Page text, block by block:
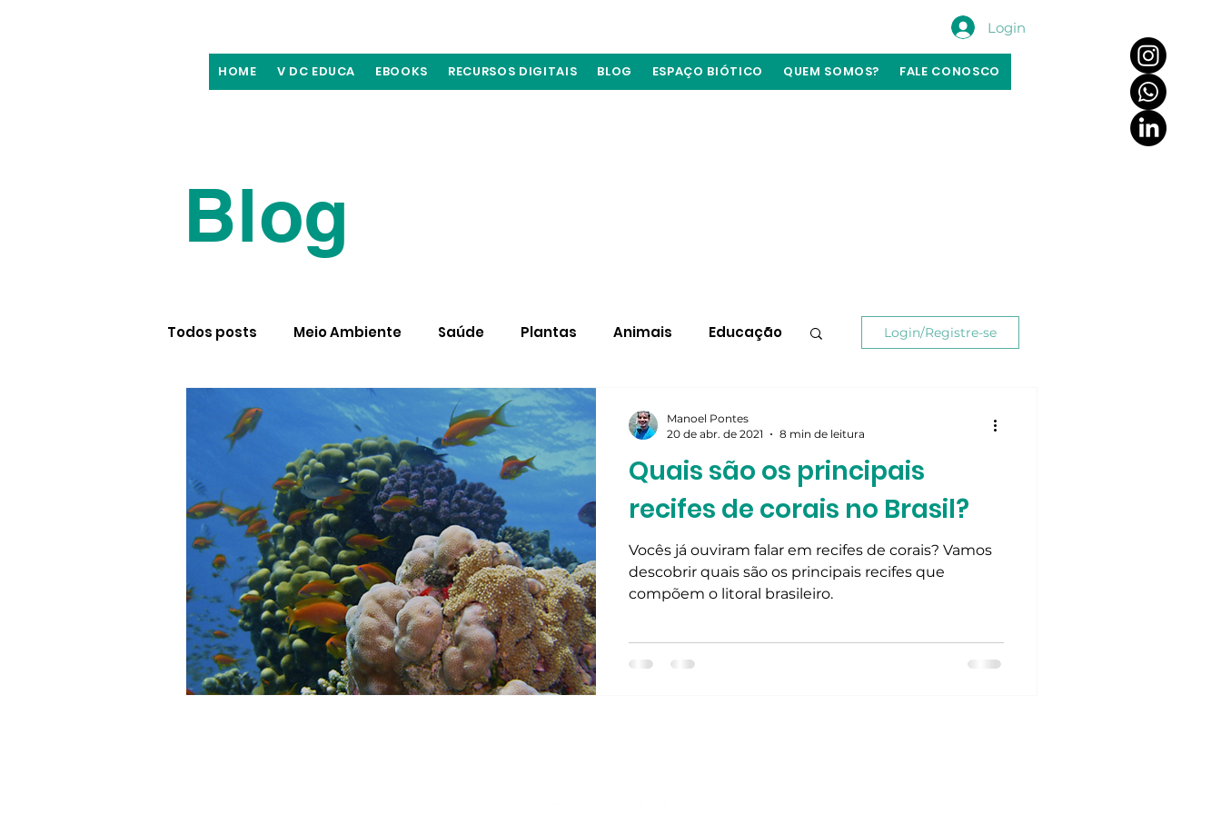
Login
HOME V DC EDUCA EBOOKS RECURSOS DIGITAIS BLOG ESPAÇO BIÓTICO QUEM SOMOS? FALE CONOSCO
Blog
Todos posts Meio Ambiente Saúde Plantas Animais Educação
Recomendações culturais Materiais Atuação de biólogos
Divulgação Científica Alimentação Produtos do Potencial Biótico
Login/Registre-se
Quais são os principais
recifes de corais no Brasil?
Vocês já ouviram falar em recifes de corais? Vamos
descobrir quais são os principais recifes que
compõem o litoral brasileiro.
Manoel Pontes
20 de abr. de 2021
8 min de leitura